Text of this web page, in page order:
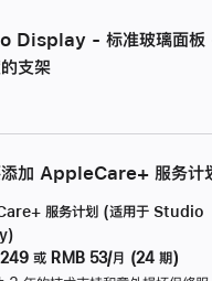
Display - 标准玻璃面板
支架
添加 AppleCare+ 服务计
服务计划 (适用于 Studio
或 RMB 53/月 (24 期)